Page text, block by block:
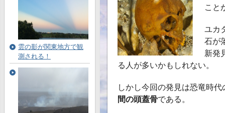
こと
ユカ
石が
新発
る人が多いかもしれない。
しかし今回の発見は恐竜時
間の頭蓋骨である。
雲の影が関東地方で観
測される！